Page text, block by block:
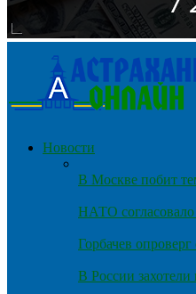
Новости
В Москве побит
НАТО согласовало
Горбачев
В России захотели